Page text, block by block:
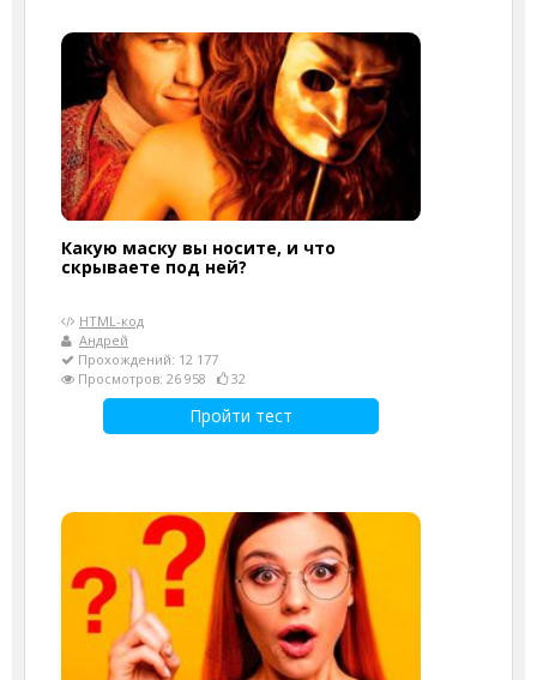
Какую маску вы носите, и что
скрываете под ней?
HTML-код
Андрей
Прохождений: 12 177
Просмотров: 26 958
32
Пройти тест